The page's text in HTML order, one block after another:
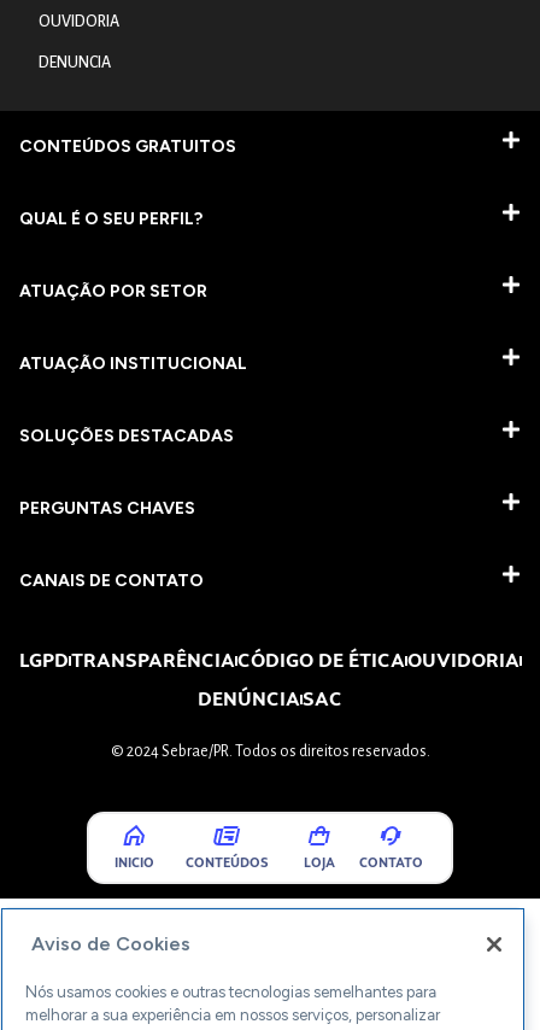
OUVIDORIA
DENUNCIA
CONTEÚDOS GRATUITOS
QUAL É O SEU PERFIL?
ATUAÇÃO POR SETOR
ATUAÇÃO INSTITUCIONAL
SOLUÇÕES DESTACADAS
PERGUNTAS CHAVES​
CANAIS DE CONTATO
LGPDTRANSPARÊNCIACÓDIGO DE ÉTICAOUVIDORIA
DENÚNCIASAC
© 2024 Sebrae/PR. Todos os direitos reservados.
INICIO CONTEÚDOS LOJA CONTATO
Aviso de Cookies
Nós usamos cookies e outras tecnologias semelhantes para
melhorar a sua experiência em nossos serviços, personalizar